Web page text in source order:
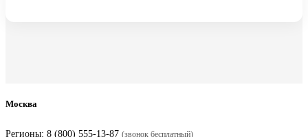
Москва
Регионы: 8 (800) 555-13-87 (звонок бесплатный)